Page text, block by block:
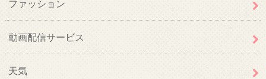
ファッション
動画配信サービス
天気